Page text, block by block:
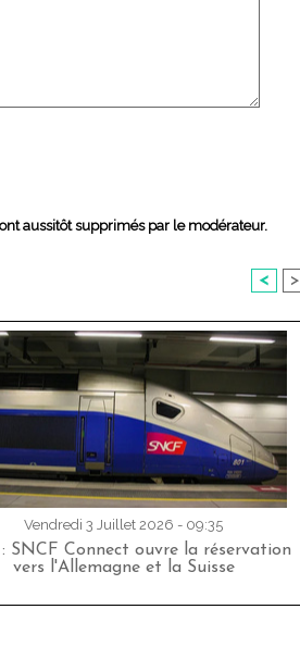
aussitôt supprimés par le modérateur.
< >
Vendredi 3 Juillet 2026 - 09:35
: SNCF Connect ouvre la réservation
vers l'Allemagne et la Suisse